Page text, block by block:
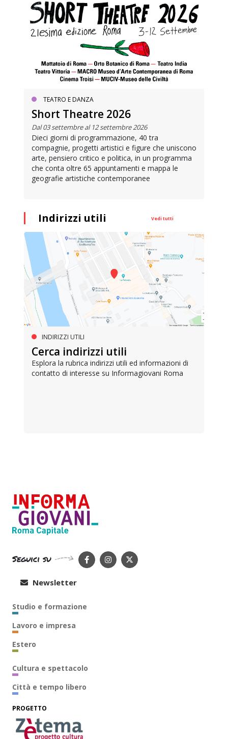
TEATRO E DANZA
Short Theatre 2026
Dal 03 settembre al 12 settembre 2026
Dieci giorni di programmazione, 40 tra
compagnie, progetti artistici e figure che uniscono
arte, pensiero critico e politica, in un programma
che conta oltre 65 appuntamenti e mappa le
geografie artistiche contemporanee
Indirizzi utili Vedi tutti
INDIRIZZI UTILI
Cerca indirizzi utili
Esplora la rubrica indirizzi utili ed informazioni di
contatto di interesse su Informagiovani Roma
Seguici su
Newsletter
Studio e formazione
Lavoro e impresa
Estero
Cultura e spettacolo
Città e tempo libero
PROGETTO